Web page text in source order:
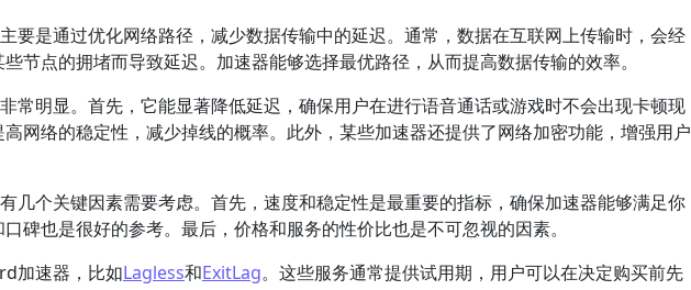
要是通过优化网络路径，减少数据传输中的延迟。通常，数据在互联网上传输时，会经
节点的拥堵而导致延迟。加速器能够选择最优路径，从而提高数据传输的效率。
常明显。首先，它能显著降低延迟，确保用户在进行语音通话或游戏时不会出现卡顿现
网络的稳定性，减少掉线的概率。此外，某些加速器还提供了网络加密功能，增强用户
几个关键因素需要考虑。首先，速度和稳定性是最重要的指标，确保加速器能够满足你
碑也是很好的参考。最后，价格和服务的性价比也是不可忽视的因素。
加速器，比如Lagless和ExitLag。这些服务通常提供试用期，用户可以在决定购买前先